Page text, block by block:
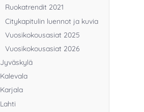
Ruokatrendit 2021
Citykapitulin luennot ja kuvia
Vuosikokousasiat 2025
Vuosikokousasiat 2026
Jyväskylä
Kalevala
Karjala
Lahti